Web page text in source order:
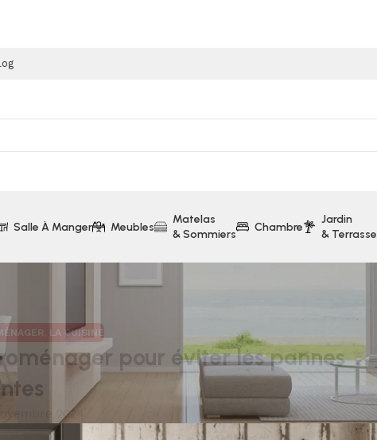
Salle À Manger Meubles
Matelas
& Sommiers
Chambre
Jardin
& Terrasse
, LA CUISINE
pour éviter les pannes
2024